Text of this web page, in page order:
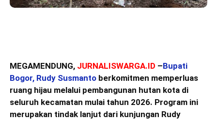
MEGAMENDUNG, JURNALISWARGA.ID –Bupati
Bogor, Rudy Susmanto berkomitmen memperluas
ruang hijau melalui pembangunan hutan kota di
seluruh kecamatan mulai tahun 2026. Program ini
merupakan tindak lanjut dari kunjungan Rudy